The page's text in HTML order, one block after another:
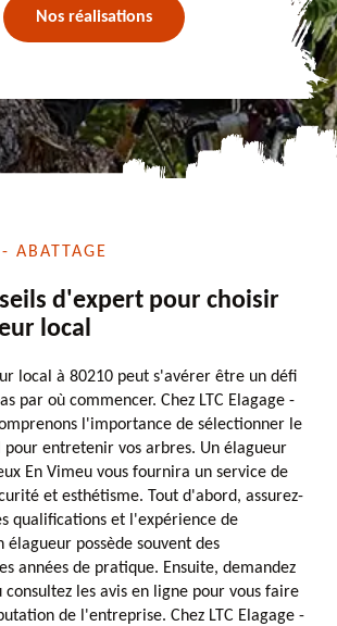
Nos réalisations
ABATTAGE
d'expert pour choisir
local
local à 80210 peut s'avérer être un défi
par où commencer. Chez LTC Elagage -
l'importance de sélectionner le
pour entretenir vos arbres. Un élagueur
En Vimeu vous fournira un service de
et esthétisme. Tout d'abord, assurez-
qualifications et l'expérience de
élagueur possède souvent des
années de pratique. Ensuite, demandez
consultez les avis en ligne pour vous faire
de l'entreprise. Chez LTC Elagage -